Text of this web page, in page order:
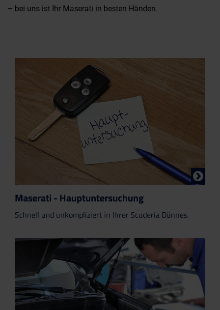
– bei uns ist Ihr Maserati in besten Händen.
Maserati - Hauptuntersuchung
Schnell und unkompliziert in Ihrer Scuderia Dünnes.